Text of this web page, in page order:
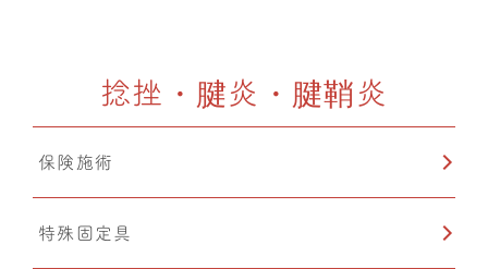
カッピング
猫背矯正
鍼灸
捻挫・腱炎・腱鞘炎
保険施術
特殊固定具